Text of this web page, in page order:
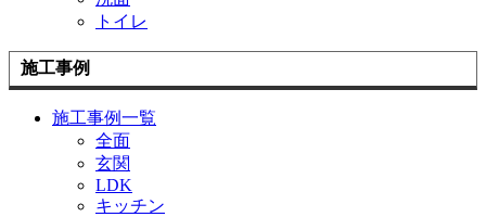
トイレ
施工事例
施工事例一覧
全面
玄関
LDK
キッチン